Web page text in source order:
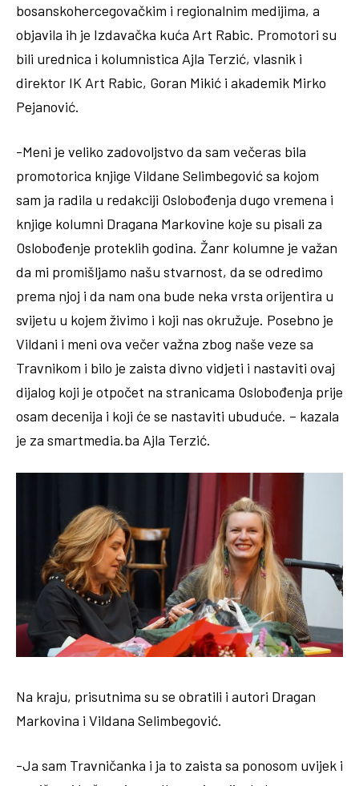
bosanskohercegovačkim i regionalnim medijima, a
objavila ih je Izdavačka kuća Art Rabic. Promotori su
bili urednica i kolumnistica Ajla Terzić, vlasnik i
direktor IK Art Rabic, Goran Mikić i akademik Mirko
Pejanović.
-Meni je veliko zadovoljstvo da sam večeras bila
promotorica knjige Vildane Selimbegović sa kojom
sam ja radila u redakciji Oslobođenja dugo vremena i
knjige kolumni Dragana Markovine koje su pisali za
Oslobođenje proteklih godina. Žanr kolumne je važan
da mi promišljamo našu stvarnost, da se odredimo
prema njoj i da nam ona bude neka vrsta orijentira u
svijetu u kojem živimo i koji nas okružuje. Posebno je
Vildani i meni ova večer važna zbog naše veze sa
Travnikom i bilo je zaista divno vidjeti i nastaviti ovaj
dijalog koji je otpočet na stranicama Oslobođenja prije
osam decenija i koji će se nastaviti ubuduće. – kazala
je za smartmedia.ba Ajla Terzić.
Na kraju, prisutnima su se obratili i autori Dragan
Markovina i Vildana Selimbegović.
-Ja sam Travničanka i ja to zaista sa ponosom uvijek i